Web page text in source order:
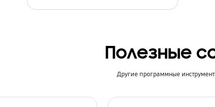
Полезные
Другие программные